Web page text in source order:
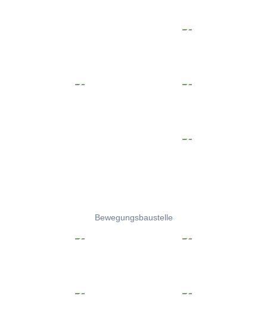
Bewegungsbaustelle